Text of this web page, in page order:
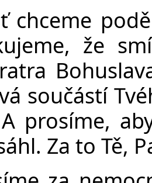
chceme
že
součástí
prosíme,
Za to Tě,